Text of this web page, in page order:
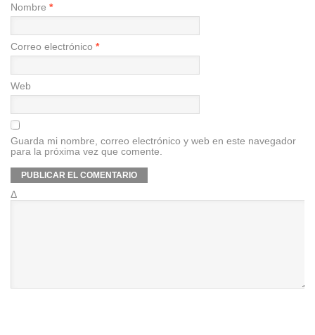
Nombre *
Correo electrónico *
Web
Guarda mi nombre, correo electrónico y web en este navegador
para la próxima vez que comente.
Δ